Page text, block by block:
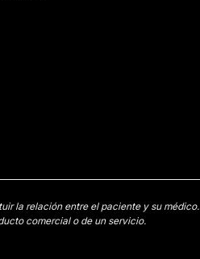
la relación entre el paciente y su médico.
comercial o de un servicio.